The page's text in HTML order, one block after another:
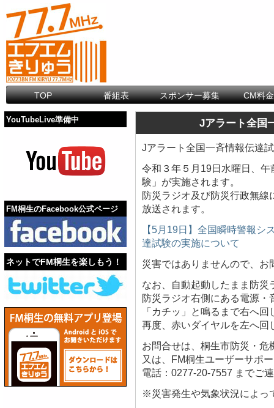
TOP 番組表 スポンサー募集 CM料
YouTubeLive準備中
FM桐生のFacebook公式ページ
ネットでFM桐生を楽しもう！
Jアラート全国
Jアラート全国一斉情報伝達
令和３年５月19日水曜日、
験」が実施されます。
防災ラジオ及び防災行政無
放送されます。
【5月19日】全国瞬時警報シ
達試験の実施について
災害ではありませんので、
なお、自動起動したまま防
防災ラジオ右側にある電源・
「カチッ」と鳴るまで右へ回
再度、赤いダイヤルを左へ回
お問合せは、桐生市防災・
又は、FM桐生ユーザーサポ
電話：0277-20-7557 までご
※災害発生や気象状況によっ